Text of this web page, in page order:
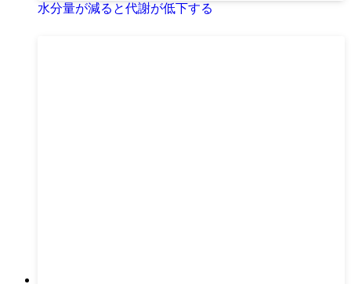
水分量が減ると代謝が低下する